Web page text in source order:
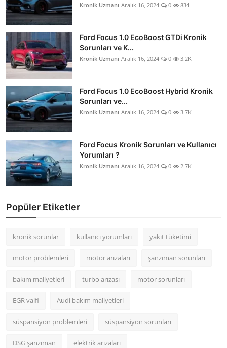
Kronik Uzmanı Aralık 16, 2024 0 834
Ford Focus 1.0 EcoBoost GTDi Kronik
Sorunları ve K...
Kronik Uzmanı Aralık 16, 2024 0 3.2K
Ford Focus 1.0 EcoBoost Hybrid Kronik
Sorunları ve...
Kronik Uzmanı Aralık 16, 2024 0 3.7K
Ford Focus Kronik Sorunları ve Kullanıcı
Yorumları ?
Kronik Uzmanı Aralık 16, 2024 0 2.7K
Popüler Etiketler
kronik sorunlar kullanıcı yorumları yakıt tüketimi
motor problemleri motor arızaları şanzıman sorunları
bakım maliyetleri turbo arızası motor sorunları
EGR valfi Audi bakım maliyetleri
süspansiyon problemleri süspansiyon sorunları
DSG şanzıman elektrik arızaları